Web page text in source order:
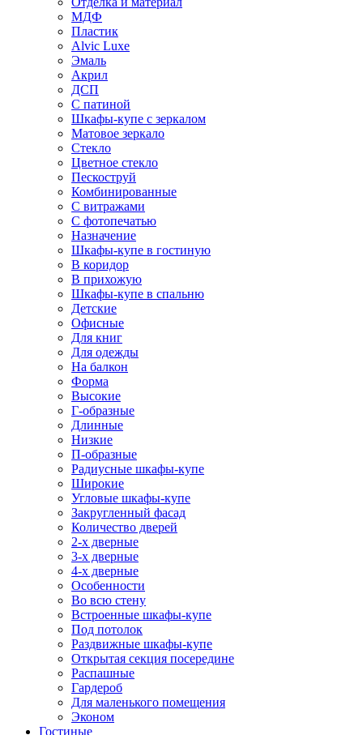
МДФ
Пластик
Alvic Luxe
Эмаль
Акрил
ДСП
С патиной
Шкафы-купе с зеркалом
Матовое зеркало
Стекло
Цветное стекло
Пескоструй
Комбинированные
С витражами
С фотопечатью
Назначение
Шкафы-купе в гостиную
В коридор
В прихожую
Шкафы-купе в спальню
Детские
Офисные
Для книг
Для одежды
На балкон
Форма
Высокие
Г-образные
Длинные
Низкие
П-образные
Радиусные шкафы-купе
Широкие
Угловые шкафы-купе
Закругленный фасад
Количество дверей
2-х дверные
3-х дверные
4-х дверные
Особенности
Во всю стену
Встроенные шкафы-купе
Под потолок
Раздвижные шкафы-купе
Открытая секция посередине
Распашные
Гардероб
Для маленького помещения
Эконом
Гостиные